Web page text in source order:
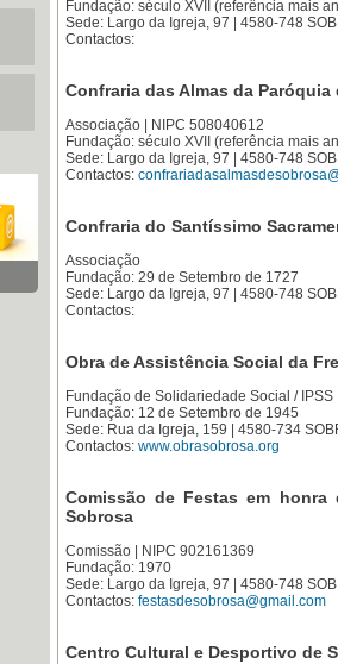
Fundação: século XVII (referência mais
Sede: Largo da Igreja, 97 | 4580-748
Contactos:
Confraria das Almas da
Associação | NIPC 508040612
Fundação: século XVII (referência mais
Sede: Largo da Igreja, 97 | 4580-748
Contactos:
Confraria do Santíssimo
Associação
Fundação: 29 de Setembro de 1727
Sede: Largo da Igreja, 97 | 4580-748
Contactos:
Obra de Assistência Social da
Fundação de Solidariedade Social /
Fundação: 12 de Setembro de 1945
Sede: Rua da Igreja, 159 | 4580-734
Contactos: www.obrasobrosa.org
Comissão de Festas em
Sobrosa
Comissão | NIPC 902161369
Fundação: 1970
Sede: Largo da Igreja, 97 | 4580-748
Contactos: festasdesobrosa@gmail.com
Centro Cultural e Desportivo de